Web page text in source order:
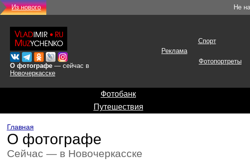
Из нового Не
О фотографе— сейчас в
Новочеркасске
Спорт
Реклама
Фотопортреты
Фотобанк
Путешествия
Главная
О фотографе
Сейчас — в Новочеркасске